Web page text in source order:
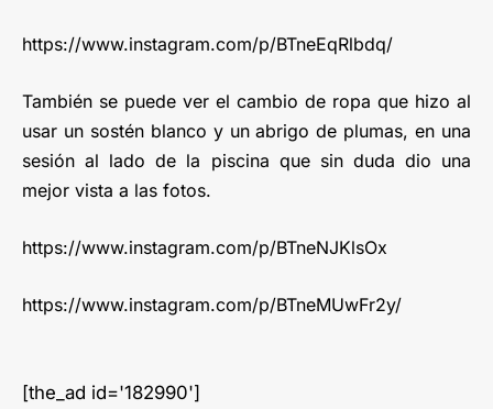
https://www.instagram.com/p/BTneEqRlbdq/
También se puede ver el cambio de ropa que hizo al
usar un sostén blanco y un abrigo de plumas, en una
sesión al lado de la piscina que sin duda dio una
mejor vista a las fotos.
https://www.instagram.com/p/BTneNJKlsOx
https://www.instagram.com/p/BTneMUwFr2y/
[the_ad id='182990']